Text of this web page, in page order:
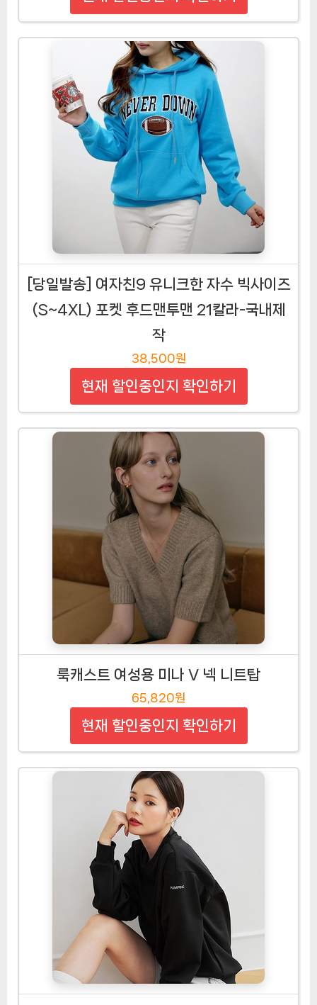
[당일발송] 여자친9 유니크한 자수 빅사이즈
(S~4XL) 포켓 후드맨투맨 21칼라-국내제
작
38,500원
현재 할인중인지 확인하기
룩캐스트 여성용 미나 V 넥 니트탑
65,820원
현재 할인중인지 확인하기